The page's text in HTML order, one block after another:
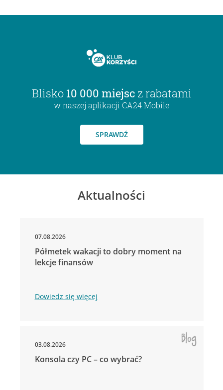
Blisko 10 000 miejsc z rabatami
w naszej aplikacji CA24 Mobile
SPRAWDŹ
Aktualności
07.08.2026
Półmetek wakacji to dobry moment na
lekcje finansów
Dowiedz się więcej
03.08.2026
Konsola czy PC – co wybrać?